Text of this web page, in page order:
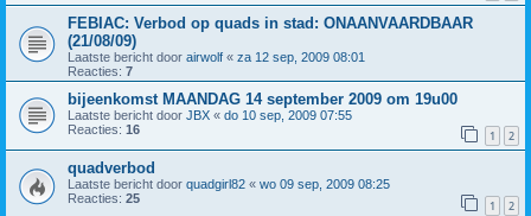
FEBIAC: Verbod op quads in stad: ONAANVAARDBAAR
(21/08/09)
Laatste bericht door airwolf « za 12 sep, 2009 08:01
Reacties: 7
bijeenkomst MAANDAG 14 september 2009 om 19u00
Laatste bericht door JBX « do 10 sep, 2009 07:55
Reacties: 16 1 2
quadverbod
Laatste bericht door quadgirl82 « wo 09 sep, 2009 08:25
Reacties: 25 1 2